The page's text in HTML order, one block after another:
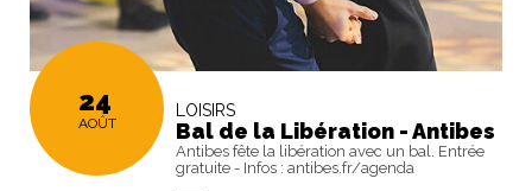
24
AOÛT
LOISIRS
Bal de la Libération - Antibes
Antibes fête la libération avec un bal. Entrée
gratuite - Infos : antibes.fr/agenda